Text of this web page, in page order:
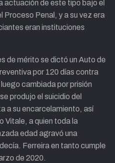
actuación de este tipo bajo el
Proceso Penal, y a su vez era
eran instituciones
de mérito se dictó un Auto de
por 120 días contra
cambiada por prisión
produjo el suicidio del
a su encarcelamiento, así
Vitale, a quien toda la
edad agravó una
Ferreira en tanto cumple
de 2020.